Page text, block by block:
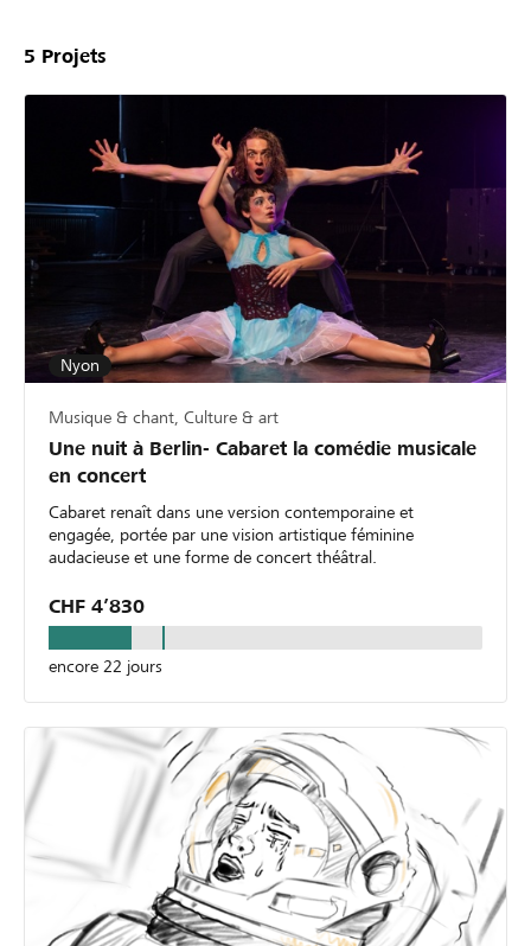
5 Projets
Nyon
Musique & chant, Culture & art
Une nuit à Berlin- Cabaret la comédie musicale
en concert
Cabaret renaît dans une version contemporaine et
engagée, portée par une vision artistique féminine
audacieuse et une forme de concert théâtral.
CHF 4’830
encore 22 jours